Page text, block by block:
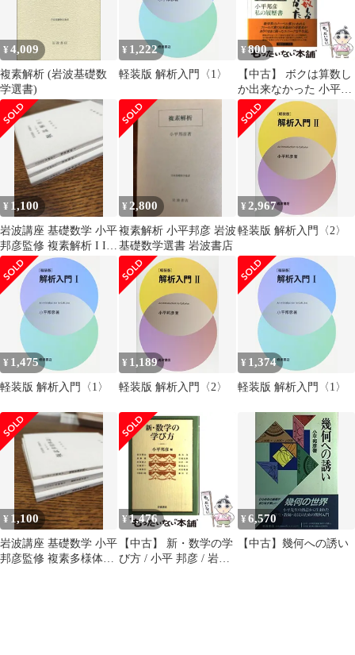
学基礎論/数理科学/理論
数学/大学教材/数学教
育/学術書/専門教育/理
工学 S05TE8
ccB49nm17
¥4,009
複素解析 (岩波基礎数
学選書)
¥ 1,222
軽装版 解析入門〈1〉
¥800
【中古】 ボクは算数し
か出来なかった 小平邦
彦・私の履歴書 / 小平
邦彦 / 日経サイエンス
社
¥ 1,100
岩波講座 基礎数学 小平
邦彦監修 複素解析 I II
III 3冊セット
¥ 2,800
複素解析 小平邦彦 岩波
基礎数学選書 岩波書店
¥ 2,967
軽装版 解析入門〈2〉
¥ 1,475
軽装版 解析入門〈1〉
¥ 1,189
軽装版 解析入門〈2〉
¥ 1,374
軽装版 解析入門〈1〉
¥ 1,100
岩波講座 基礎数学 小平
邦彦監修 複素多様体論
¥1,476
【中古】 新・数学の学
び方 / 小平 邦彦 / 岩波
¥6,570
【中古】幾何への誘い